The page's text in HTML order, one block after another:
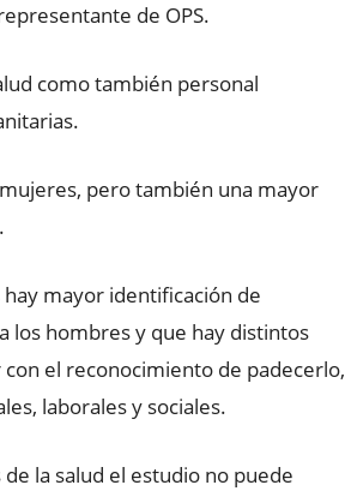
de OPS.
como también personal
pero también una mayor
mayor identificación de
los hombres y que hay distintos
el reconocimiento de padecerlo,
laborales y sociales.
la salud el estudio no puede